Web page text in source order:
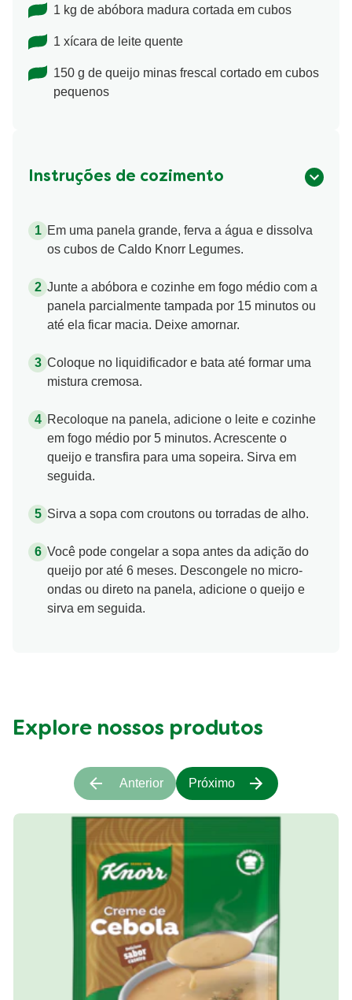
1 kg de abóbora madura cortada em cubos
1 xícara de leite quente
150 g de queijo minas frescal cortado em cubos
pequenos
Instruções de cozimento
Em uma panela grande, ferva a água e dissolva
os cubos de Caldo Knorr Legumes.
Junte a abóbora e cozinhe em fogo médio com a
panela parcialmente tampada por 15 minutos ou
até ela ficar macia. Deixe amornar.
Coloque no liquidificador e bata até formar uma
mistura cremosa.
Recoloque na panela, adicione o leite e cozinhe
em fogo médio por 5 minutos. Acrescente o
queijo e transfira para uma sopeira. Sirva em
seguida.
Sirva a sopa com croutons ou torradas de alho.
Você pode congelar a sopa antes da adição do
queijo por até 6 meses. Descongele no micro-
ondas ou direto na panela, adicione o queijo e
sirva em seguida.
Explore nossos produtos
Anterior Próximo